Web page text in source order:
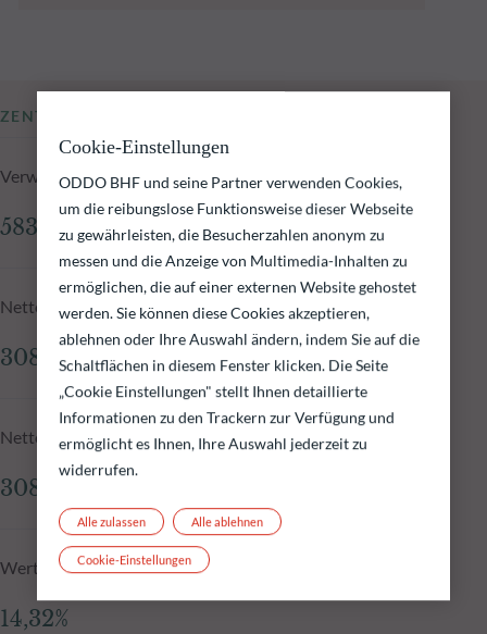
ZENTRALE KENNZAHLEN
Verwaltetes Fondsvolumen zum 05.08.2026
583,24 Mio.€
Nettoinventarwert zum 05.08.2026
308,08 €
Nettoinventarwert N-1
308,81 €
Wertentwicklung seit Auflegung, annualisiert
14,32%
Cookie-Einstellungen
ODDO BHF und seine Partner verwenden Cookies,
um die reibungslose Funktionsweise dieser Webseite
zu gewährleisten, die Besucherzahlen anonym zu
messen und die Anzeige von Multimedia-Inhalten zu
ermöglichen, die auf einer externen Website gehostet
werden. Sie können diese Cookies akzeptieren,
ablehnen oder Ihre Auswahl ändern, indem Sie auf die
Schaltflächen in diesem Fenster klicken. Die Seite
„Cookie Einstellungen" stellt Ihnen detaillierte
Informationen zu den Trackern zur Verfügung und
ermöglicht es Ihnen, Ihre Auswahl jederzeit zu
widerrufen.
Alle ablehnen
Alle zulassen
Cookie-Einstellungen